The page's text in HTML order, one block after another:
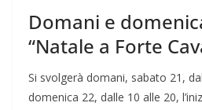
Domani e
“Natale a Forte
Si svolgerà domani, sabato 21,
domenica 22, dalle 10 alle 20,